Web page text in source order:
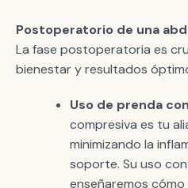
Postoperatorio de una
La fase postoperatoria es
bienestar y resultados
Uso de prenda
compresiva es tu
minimizando la
soporte. Su uso
enseñaremos